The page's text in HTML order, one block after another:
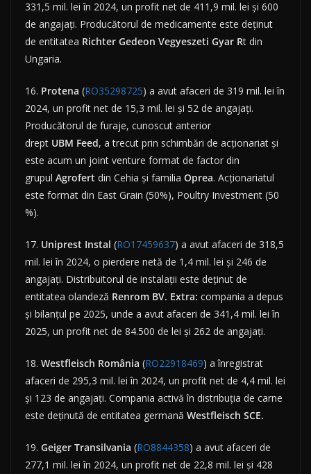
331,5 mil. lei în 2024, un profit net de 411,9 mil. lei și 600
de angajați. Producătorul de medicamente este deținut
de entitatea Richter Gedeon Vegyeszeti Gyar Rt din
Ungaria.
16. Protena (RO35298725) a avut afaceri de 319 mil. lei în
2024, un profit net de 15,3 mil. lei și 52 de angajați.
Producătorul de furaje, cunoscut anterior
drept UBM Feed, a trecut prin schimbări de acționariat și
este acum un joint venture format de factor din
grupul Agrofert din Cehia și familia Oprea. Acționariatul
este format din East Grain (50%), Poultry Investment (50
%).
17. Uniprest Instal (RO17459637) a avut afaceri de 318,5
mil. lei în 2024, o pierdere netă de 1,4 mil. lei și 246 de
angajați. Distribuitorul de instalații este deținut de
entitatea olandeză Renrom BV. Extra: compania a depus
și bilanțul pe 2025, unde a avut afaceri de 341,4 mil. lei în
2025, un profit net de 84.500 de lei și 262 de angajați.
18. Westfleisch România (RO22918469) a înregistrat
afaceri de 295,3 mil. lei în 2024, un profit net de 4,4 mil. lei
și 123 de angajați. Compania activă în distribuția de carne
este deținută de entitatea germană Westfleisch SCE.
19. Geiger Transilvania (RO8844358) a avut afaceri de
277,1 mil. lei în 2024, un profit net de 22,8 mil. lei și 428